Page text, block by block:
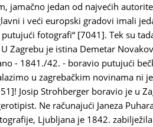
jamačno jedan od najvećih
i veći europski gradovi imali
fotografi“ [7041]. Tek su
Zagrebu je istina Demetar
- 1841./42. - boravio putujući
u zagrebačkim novinama ni
Josip Strohberger boravio je u
Ne računajući Janeza
Ljubljana je 1842.